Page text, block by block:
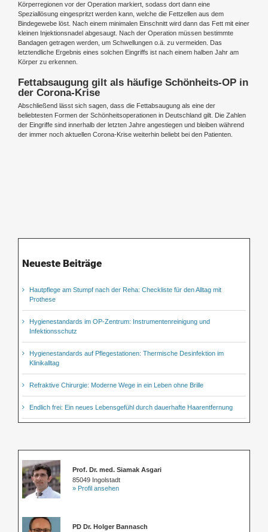
Körperregionen vor der Operation markiert, sodass dort dann eine
Speziallösung eingespritzt werden kann, welche die Fettzellen aus dem
Bindegewebe löst. Nach einem minimalen Einschnitt wird dann das Fett mit einer
kleinen Injektionsnadel abgesaugt. Nach der Operation müssen bestimmte
Bandagen getragen werden, um Schwellungen o.ä. zu vermeiden. Das
letztendliche Ergebnis eines solchen Eingriffs ist nach einem halben Jahr am
Körper zu erkennen.
Fettabsaugung gilt als häufige Schönheits-OP in
der Corona-Krise
Abschließend lässt sich sagen, dass die Fettabsaugung als eine der
beliebtesten Formen der Schönheitsoperationen in Deutschland gilt. Die Zahlen
der Eingriffe sind innerhalb der letzten Jahre angestiegen und bleiben während
der immer noch aktuellen Corona-Krise weiterhin beliebt bei den Patienten.
Neueste Beiträge
Hautpflege am Stumpf nach der Reha: Checkliste für den Alltag mit
Prothese
Hygienestandards im OP-Zentrum: Instrumentenreinigung und
Infektionsschutz
Hygienestandards auf Pflegestationen: Thermische Desinfektion im
Klinikalltag
Refraktive Chirurgie: Moderne Wege in ein Leben ohne Brille
Endlich frei: Ein neues Lebensgefühl durch dauerhafte Haarentfernung
Prof. Dr. med. Siamak Asgari
85049 Ingolstadt
» Profil ansehen
PD Dr. Holger Bannasch